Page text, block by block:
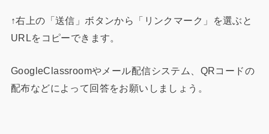
↑右上の「送信」ボタンから「リンクマーク」を選ぶと
URLをコピーできます。
GoogleClassroomやメール配信システム、QRコードの
配布などによって回答をお願いしましょう。